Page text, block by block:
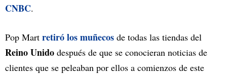
CNBC.
Pop Mart retiró los muñecos de todas las tiendas del
Reino Unido después de que se conocieran noticias de
clientes que se peleaban por ellos a comienzos de este